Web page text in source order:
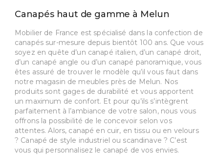
Canapés haut de gamme à Melun
Mobilier de France est spécialisé dans la confection de
canapés sur-mesure depuis bientôt 100 ans. Que vous
soyez en quête d’un canapé italien, d’un canapé droit,
d’un canapé angle ou d’un canapé panoramique, vous
êtes assuré de trouver le modèle qu’il vous faut dans
notre magasin de meubles près de Melun. Nos
produits sont gages de durabilité et vous apportent
un maximum de confort. Et pour qu’ils s’intègrent
parfaitement à l’ambiance de votre salon, nous vous
offrons la possibilité de le concevoir selon vos
attentes. Alors, canapé en cuir, en tissu ou en velours
? Canapé de style industriel ou scandinave ? C’est
vous qui personnalisez le canapé de vos envies.